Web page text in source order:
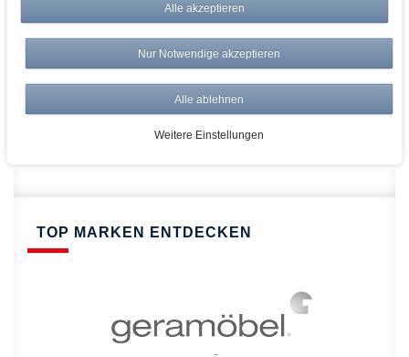
Versandkostenfrei ab 150€
Risikolos: 14 Tage Rückgabe
Über 20.000 Artikel
Schnelle Lieferung
TOP MARKEN ENTDECKEN
Alle akzeptieren
Nur Notwendige akzeptieren
Alle ablehnen
Weitere Einstellungen